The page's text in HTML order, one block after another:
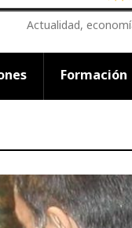
Actualidad,
Formación